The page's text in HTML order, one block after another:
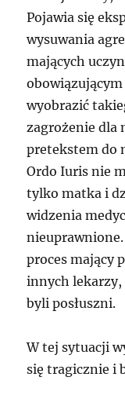
Pojawia się
wysuwania
mających
wyobrazić
zagrożenie dla
pretekstem do
Ordo Iuris nie
tylko matka i
widzenia
proces mający
innych lekarzy,
byli posłuszni.
W tej sytuacji
się tragicznie i